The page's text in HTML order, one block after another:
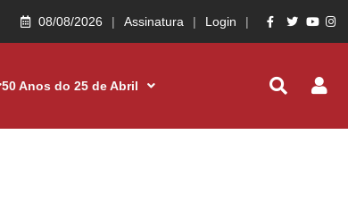
08/08/2026 Assinatura Login
50 Anos do 25 de Abril